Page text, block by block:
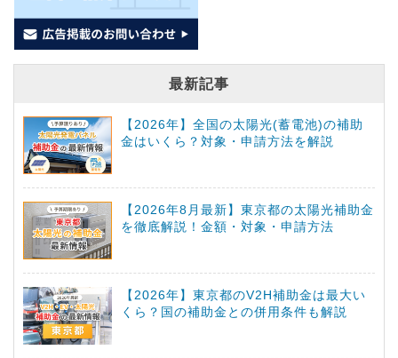
最新記事
【2026年】全国の太陽光(蓄電池)の補助
金はいくら？対象・申請方法を解説
【2026年8月最新】東京都の太陽光補助金
を徹底解説！金額・対象・申請方法
【2026年】東京都のV2H補助金は最大い
くら？国の補助金との併用条件も解説